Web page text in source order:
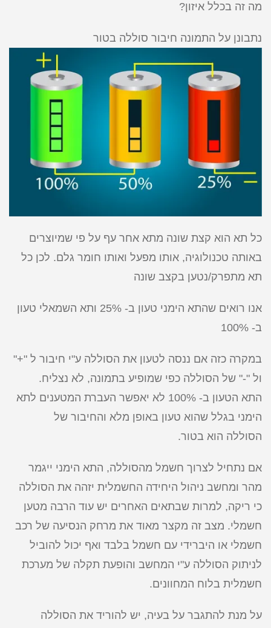
מה זה בכלל איזון?
נתבונן על התמונה חיבור סוללה בטור
כל תא הוא קצת שונה מתא אחר עף על פי שמיוצרים
באותה טכנולוגיה, אותו מפעל ואותו חומר גלם. לכן כל
תא מתפרק/נטען בקצב שונה
אנו רואים שהתא הימני טעון ב- 25% ותא השמאלי טעון
ב- 100%
במקרה כזה אם ננסה לטעון את הסוללה ע"י חיבור ל "+"
ול "-" של הסוללה כפי שמופיע בתמונה, לא נצליח.
התא הטעון ב- 100% לא יאפשר העברת המטענים לתא
הימני בגלל שהוא טעון באופן מלא והחיבור של
הסוללה הוא בטור.
אם נתחיל לצרוך חשמל מהסוללה, התא הימני ייגמר
מהר ומחשב ניהול היחידה החשמלית יזהה את הסוללה
כי ריקה, למרות שבתאים האחרים יש עוד הרבה מטען
חשמלי. מצב זה מקצר מאוד את מרחק הנסיעה של רכב
חשמלי או היברידי עם חשמל בלבד ואף יכול להוביל
לניתוק הסוללה ע"י המחשב והופעת תקלה של מערכת
חשמלית בלוח המחוונים.
על מנת להתגבר על בעיה, יש להוריד את הסוללה